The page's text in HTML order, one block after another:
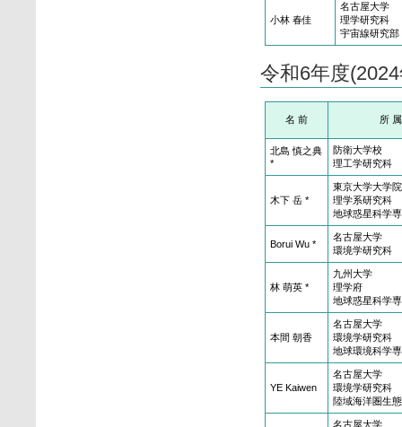
小林 春佳
名古屋大学
理学研究科
宇宙線研究部
令和6年度
名 前 所 属
北島 慎之典
*
防衛大学校
理工学研究科
木下 岳 *
東京大学大学院
理学系研究科
地球惑星科学
Borui Wu *
名古屋大学
環境学研究科
林 萌英 *
九州大学
理学府
地球惑星科学
本間 朝香
名古屋大学
環境学研究科
地球環境科学
YE Kaiwen
名古屋大学
環境学研究科
陸域海洋圏生
名古屋大学